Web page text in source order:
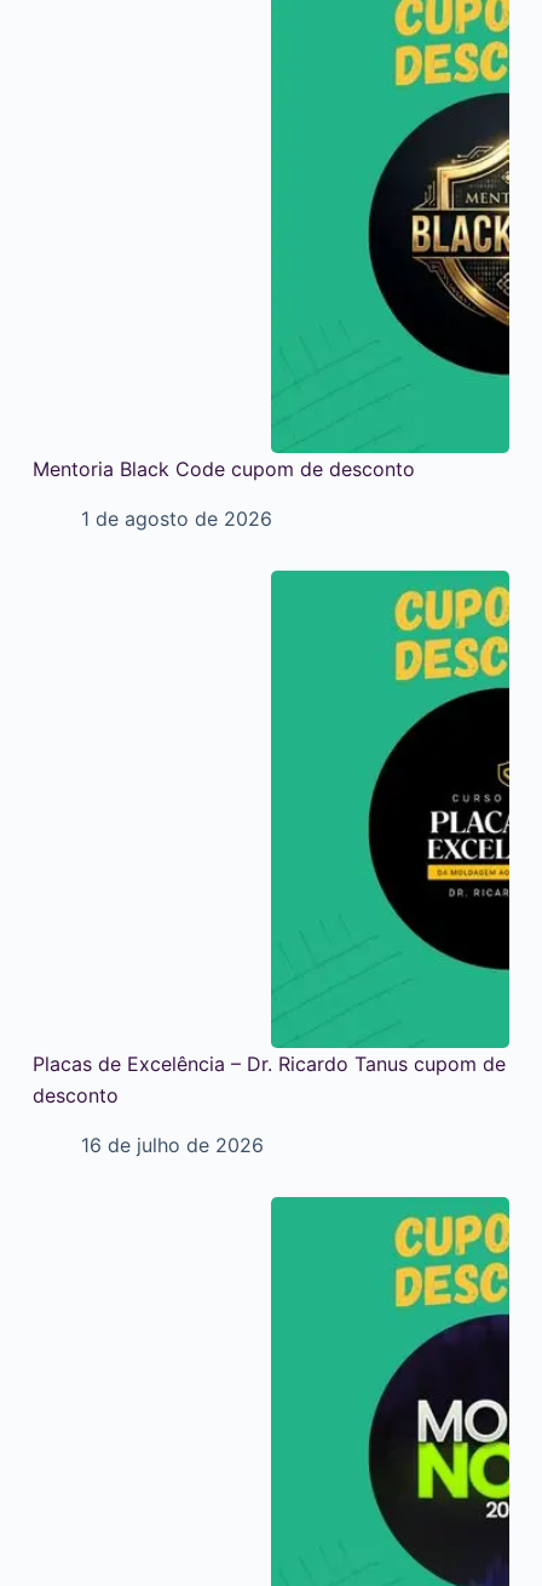
Mentoria Black Code cupom de desconto
1 de agosto de 2026
Placas de Excelência – Dr. Ricardo Tanus cupom de
desconto
16 de julho de 2026